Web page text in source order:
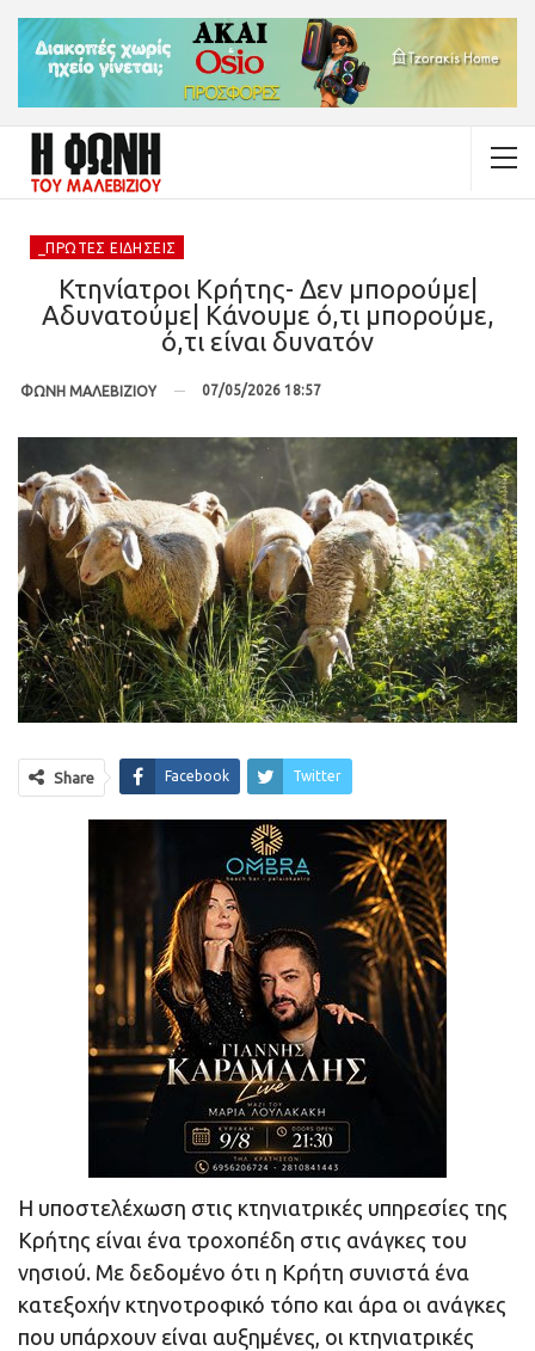
_ΠΡΏΤΕΣ ΕΙΔΉΣΕΙΣ
Κτηνίατροι Κρήτης- Δεν μπορούμε|
Αδυνατούμε| Κάνουμε ό,τι μπορούμε,
ό,τι είναι δυνατόν
ΦΩΝΗ ΜΑΛΕΒΙΖΙΟΥ 07/05/2026 18:57
Share Facebook Twitter
Η υποστελέχωση στις κτηνιατρικές υπηρεσίες της
Κρήτης είναι ένα τροχοπέδη στις ανάγκες του
νησιού. Με δεδομένο ότι η Κρήτη συνιστά ένα
κατεξοχήν κτηνοτροφικό τόπο και άρα οι ανάγκες
που υπάρχουν είναι αυξημένες, οι κτηνιατρικές